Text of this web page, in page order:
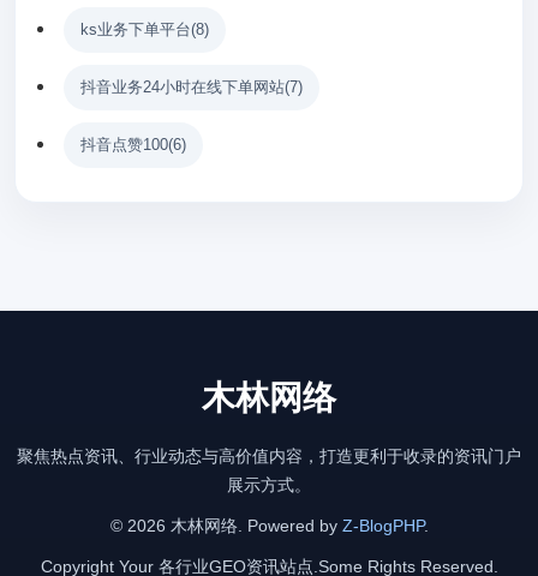
ks业务下单平台(8)
抖音业务24小时在线下单网站(7)
抖音点赞100(6)
木林网络
聚焦热点资讯、行业动态与高价值内容，打造更利于收录的资讯门户
展示方式。
© 2026 木林网络. Powered by Z-BlogPHP.
Copyright Your 各行业GEO资讯站点.Some Rights Reserved.